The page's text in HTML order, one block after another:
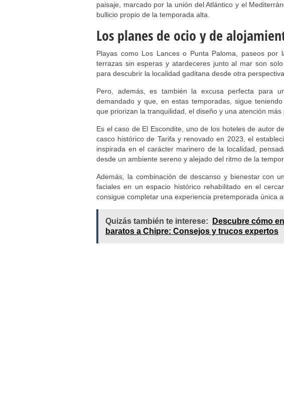
paisaje, marcado por la unión del Atlántico y el
bullicio propio de la temporada alta.
Los planes de ocio y de
Playas como Los Lances o Punta Paloma, paseos por
terrazas sin esperas y atardeceres junto al mar son
para descubrir la localidad gaditana desde otra perspectiva.
Pero, además, es también la excusa perfecta para
demandado y que, en estas temporadas, sigue
que priorizan la tranquilidad, el diseño y una atención más
Es el caso de El Escondite, uno de los hoteles de autor
casco histórico de Tarifa y renovado en 2023, el
inspirada en el carácter marinero de la localidad,
desde un ambiente sereno y alejado del ritmo de la
Además, la combinación de descanso y bienestar con
faciales en un espacio histórico rehabilitado en el
consigue completar una experiencia pretemporada única
Quizás también te interese:
Descubre cómo
baratos a Chipre: Consejos y trucos expertos